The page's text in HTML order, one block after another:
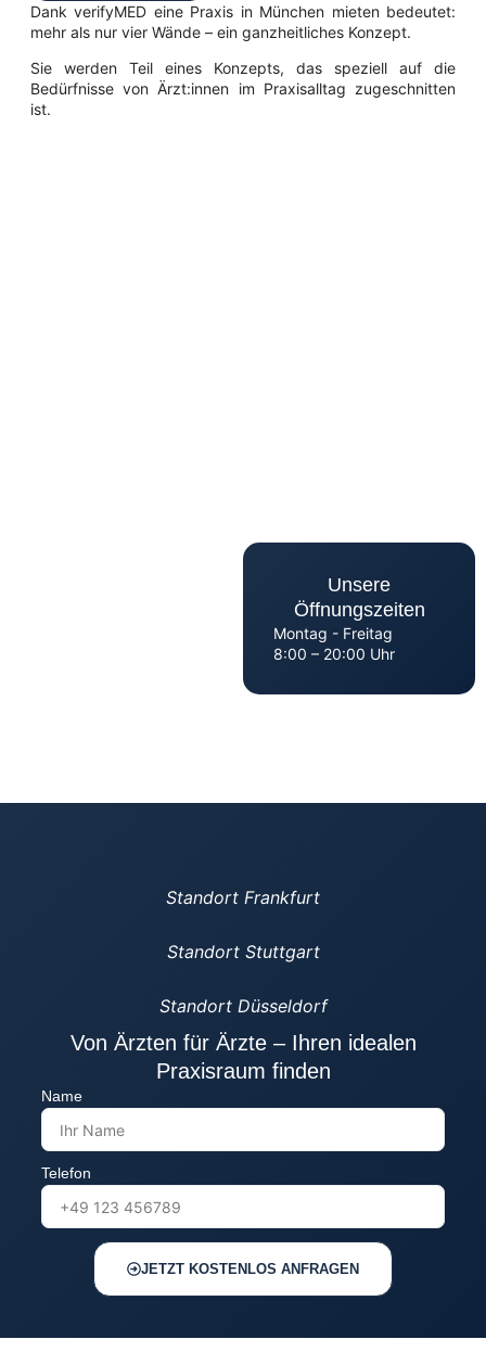
Dank verifyMED eine Praxis in München mieten bedeutet:
mehr als nur vier Wände – ein ganzheitliches Konzept.
Sie werden Teil eines Konzepts, das speziell auf die
Bedürfnisse von Ärzt:innen im Praxisalltag zugeschnitten
ist.
Unsere
Öffnungszeiten
Montag - Freitag
8:00 – 20:00 Uhr
Standort Frankfurt
Standort Stuttgart
Standort Düsseldorf
Von Ärzten für Ärzte – Ihren idealen
Praxisraum finden
Name
Telefon
JETZT KOSTENLOS ANFRAGEN